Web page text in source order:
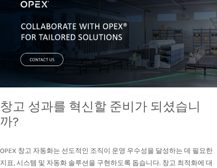
창고 성과를 혁신할 준비가 되셨습니
까?
OPEX 창고 자동화는 선도적인 조직이 운영 우수성을 달성하는 데 필요한
지표, 시스템 및 자동화 솔루션을 구현하도록 돕습니다. 창고 최적화에 대